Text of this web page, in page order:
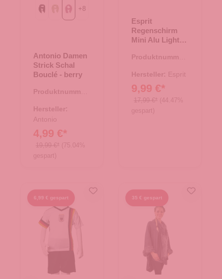
Black Greenberry
+8
Antonio Damen
Strick Schal
Bouclé - berry
Produktnummer:
Hersteller:
Antonio
4,99 €*
19,99 €* (75.04%
gespart)
Esprit
Regenschirm
Mini Alu Light
Produktnummer:
Hersteller: Esprit
9,99 €*
17,99 €* (44.47%
gespart)
6,99 € gespart 35 € gespart